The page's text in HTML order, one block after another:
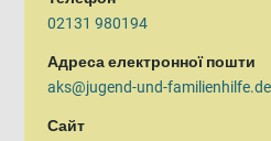
02131 980194
Адреса електронної пошти
aks@jugend-und-familienhilfe.de
Сайт